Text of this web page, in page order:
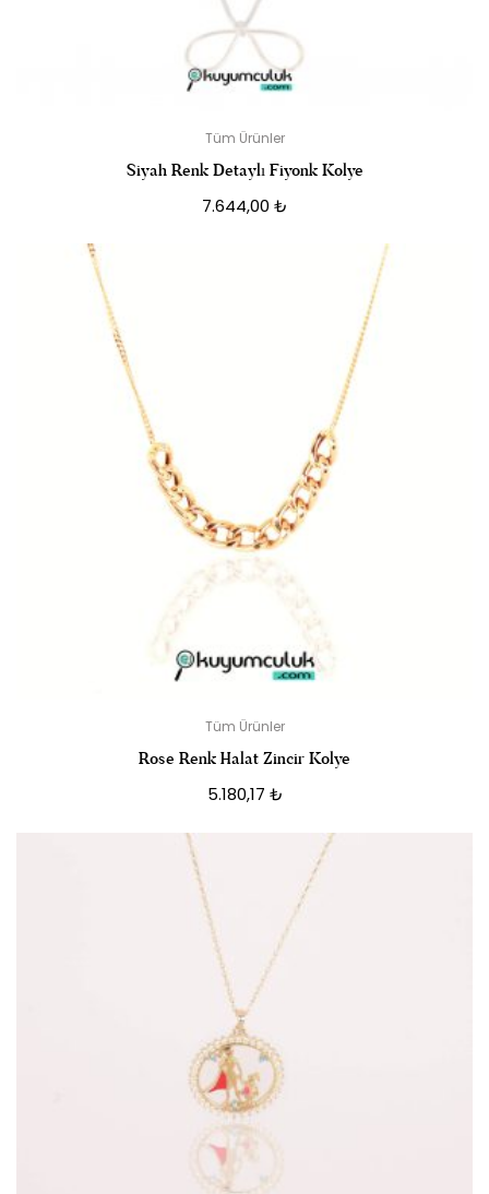
Tüm Ürünler
Siyah Renk Detaylı Fiyonk Kolye
7.644,00 ₺
Tüm Ürünler
Rose Renk Halat Zincir Kolye
5.180,17 ₺